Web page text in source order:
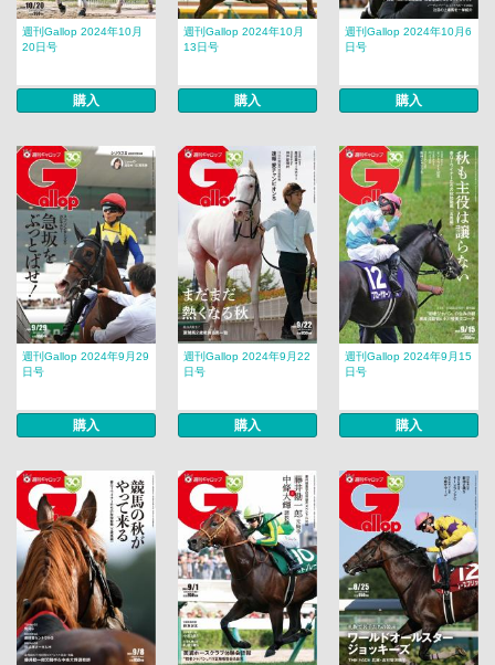
週刊Gallop 2024年10月
20日号
購入
週刊Gallop 2024年10月
13日号
購入
週刊Gallop 2024年10月6
日号
購入
週刊Gallop 2024年9月29
日号
購入
週刊Gallop 2024年9月22
日号
購入
週刊Gallop 2024年9月15
日号
購入